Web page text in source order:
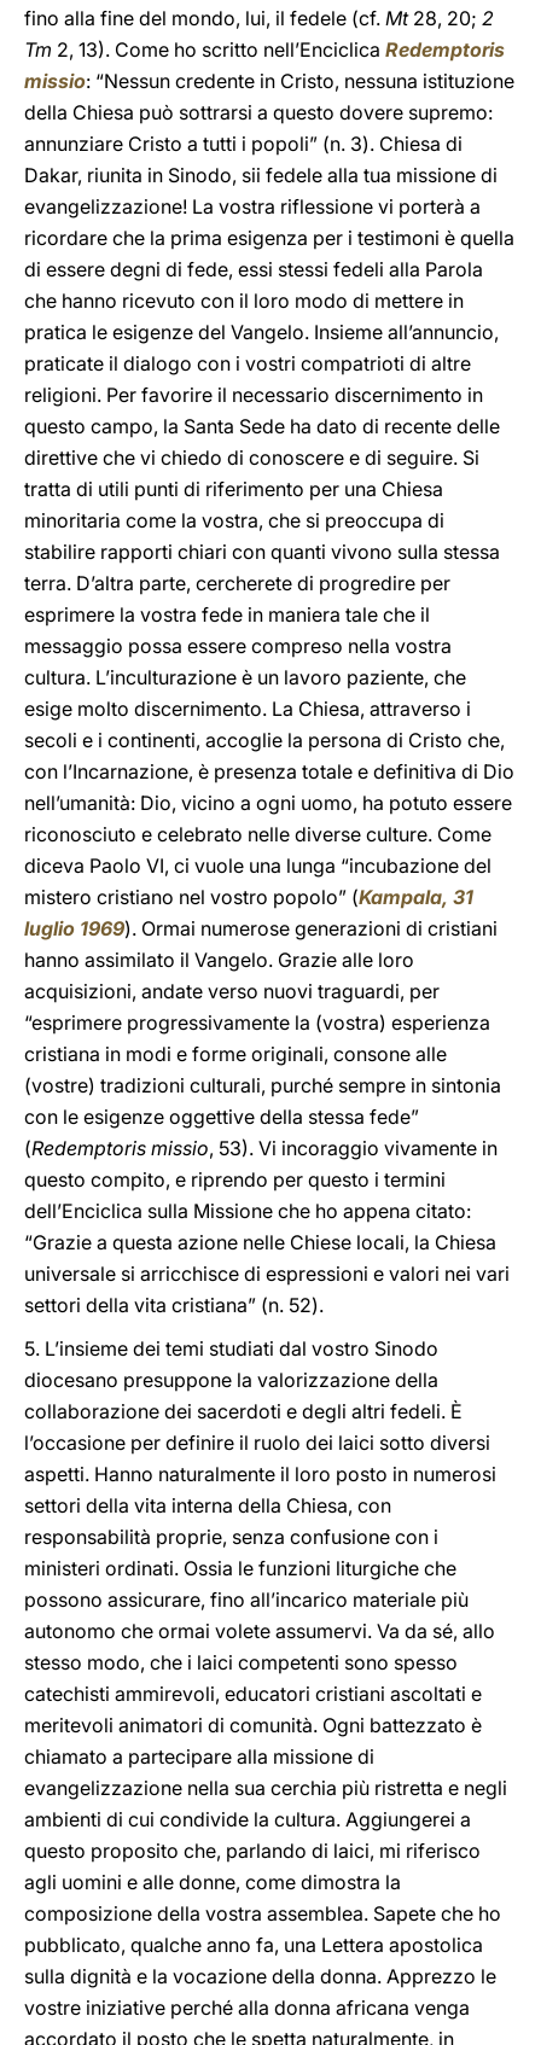
fino alla fine del mondo, lui, il fedele (cf. Mt28, 20; 2
Tm 2, 13). Come ho scritto nell’Enciclica Redemptoris
missio: “Nessun credente in Cristo, nessuna istituzione
della Chiesa può sottrarsi a questo dovere supremo:
annunziare Cristo a tutti i popoli” (n. 3). Chiesa di
Dakar, riunita in Sinodo, sii fedele alla tua missione di
evangelizzazione! La vostra riflessione vi porterà a
ricordare che la prima esigenza per i testimoni è quella
di essere degni di fede, essi stessi fedeli alla Parola
che hanno ricevuto con il loro modo di mettere in
pratica le esigenze del Vangelo. Insieme all’annuncio,
praticate il dialogo con i vostri compatrioti di altre
religioni. Per favorire il necessario discernimento in
questo campo, la Santa Sede ha dato di recente delle
direttive che vi chiedo di conoscere e di seguire. Si
tratta di utili punti di riferimento per una Chiesa
minoritaria come la vostra, che si preoccupa di
stabilire rapporti chiari con quanti vivono sulla stessa
terra. D’altra parte, cercherete di progredire per
esprimere la vostra fede in maniera tale che il
messaggio possa essere compreso nella vostra
cultura. L’inculturazione è un lavoro paziente, che
esige molto discernimento. La Chiesa, attraverso i
secoli e i continenti, accoglie la persona di Cristo che,
con l’Incarnazione, è presenza totale e definitiva di Dio
nell’umanità: Dio, vicino a ogni uomo, ha potuto essere
riconosciuto e celebrato nelle diverse culture. Come
diceva Paolo VI, ci vuole una lunga “incubazione del
mistero cristiano nel vostro popolo” (Kampala, 31
luglio 1969). Ormai numerose generazioni di cristiani
hanno assimilato il Vangelo. Grazie alle loro
acquisizioni, andate verso nuovi traguardi, per
“esprimere progressivamente la (vostra) esperienza
cristiana in modi e forme originali, consone alle
(vostre) tradizioni culturali, purché sempre in sintonia
con le esigenze oggettive della stessa fede”
(Redemptoris missio, 53). Vi incoraggio vivamente in
questo compito, e riprendo per questo i termini
dell’Enciclica sulla Missione che ho appena citato:
“Grazie a questa azione nelle Chiese locali, la Chiesa
universale si arricchisce di espressioni e valori nei vari
settori della vita cristiana” (n. 52).
5. L’insieme dei temi studiati dal vostro Sinodo
diocesano presuppone la valorizzazione della
collaborazione dei sacerdoti e degli altri fedeli. È
l’occasione per definire il ruolo dei laici sotto diversi
aspetti. Hanno naturalmente il loro posto in numerosi
settori della vita interna della Chiesa, con
responsabilità proprie, senza confusione con i
ministeri ordinati. Ossia le funzioni liturgiche che
possono assicurare, fino all’incarico materiale più
autonomo che ormai volete assumervi. Va da sé, allo
stesso modo, che i laici competenti sono spesso
catechisti ammirevoli, educatori cristiani ascoltati e
meritevoli animatori di comunità. Ogni battezzato è
chiamato a partecipare alla missione di
evangelizzazione nella sua cerchia più ristretta e negli
ambienti di cui condivide la cultura. Aggiungerei a
questo proposito che, parlando di laici, mi riferisco
agli uomini e alle donne, come dimostra la
composizione della vostra assemblea. Sapete che ho
pubblicato, qualche anno fa, una Lettera apostolica
sulla dignità e la vocazione della donna. Apprezzo le
vostre iniziative perché alla donna africana venga
accordato il posto che le spetta naturalmente, in